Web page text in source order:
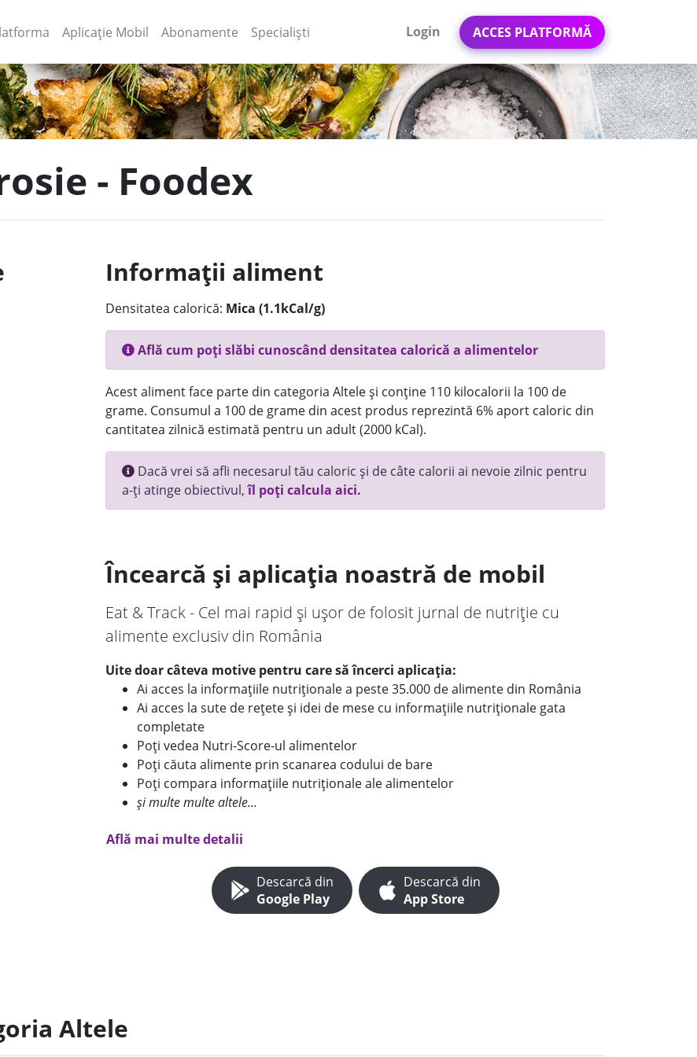
(current)
Aplicație Mobil (current)
Abonamente Specialiști Login ACCES PLATFORMĂ
- Foodex
Informații aliment
Densitatea calorică: Mica (1.1kCal/g)
Află cum poți slăbi cunoscând densitatea calorică a alimentelor
Acest aliment face parte din categoria Altele și conține 110 kilocalorii la 100 de
grame. Consumul a 100 de grame din acest produs reprezintă 6% aport caloric din
cantitatea zilnică estimată pentru un adult (2000 kCal).
Dacă vrei să afli necesarul tău caloric și de câte calorii ai nevoie zilnic pentru
a-ți atinge obiectivul,îl poți calcula aici.
Încearcă și aplicația noastră de mobil
Eat & Track - Cel mai rapid și ușor de folosit jurnal de nutriție cu
alimente exclusiv din România
Uite doar câteva motive pentru care să încerci aplicația:
Ai acces la informațiile nutriționale a peste 35.000 de alimente din România
Ai acces la sute de rețete și idei de mese cu informațiile nutriționale gata
completate
Poți vedea Nutri-Score-ul alimentelor
Poți căuta alimente prin scanarea codului de bare
Poți compara informațiile nutriționale ale alimentelor
și multe multe altele...
Află mai multe detalii
Descarcă din
Google Play
Descarcă din
App Store
Altele